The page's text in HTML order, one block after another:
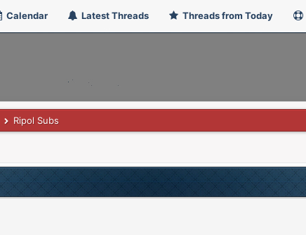
Calendar Latest Threads Threads from Today
Ripol Subs